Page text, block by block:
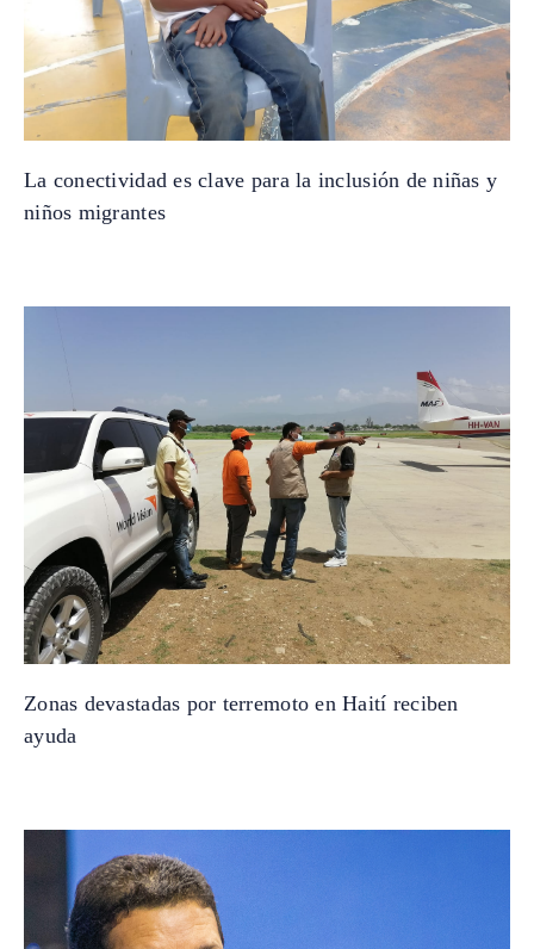
La conectividad es clave para la inclusión de niñas y
niños migrantes
Zonas devastadas por terremoto en Haití reciben
ayuda